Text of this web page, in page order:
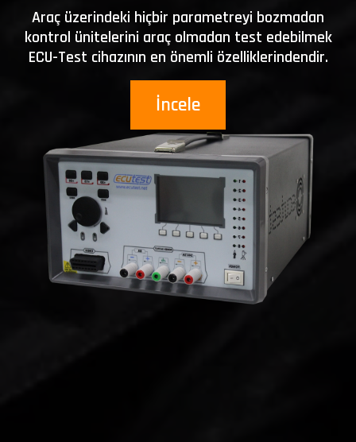
Araç üzerindeki hiçbir parametreyi bozmadan
kontrol ünitelerini araç olmadan test edebilmek
ECU-Test cihazının en önemli özelliklerindendir.
İncele